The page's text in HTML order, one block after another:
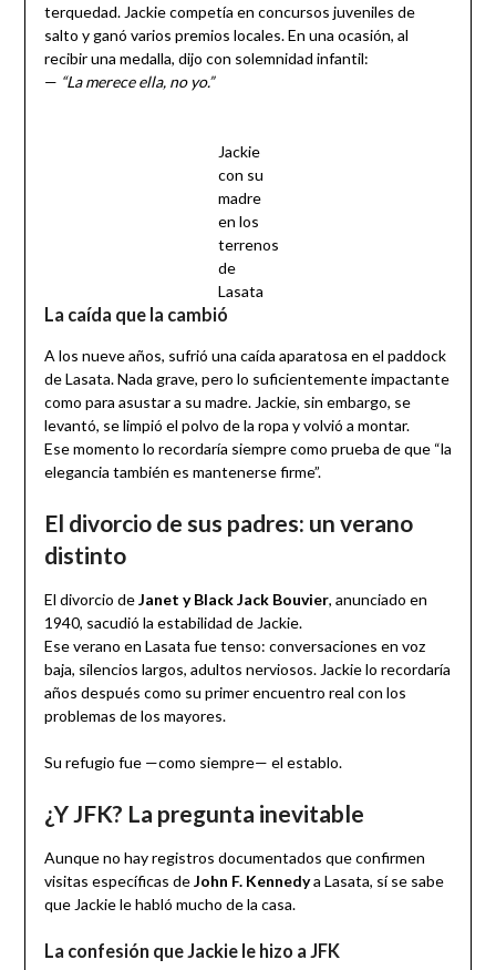
terquedad. Jackie competía en concursos juveniles de
salto y ganó varios premios locales. En una ocasión, al
recibir una medalla, dijo con solemnidad infantil:
— “La merece ella, no yo.”
Jackie
con su
madre
en los
terrenos
de
Lasata
La caída que la cambió
A los nueve años, sufrió una caída aparatosa en el paddock
de Lasata. Nada grave, pero lo suficientemente impactante
como para asustar a su madre. Jackie, sin embargo, se
levantó, se limpió el polvo de la ropa y volvió a montar.
Ese momento lo recordaría siempre como prueba de que “la
elegancia también es mantenerse firme”.
El divorcio de sus padres: un verano
distinto
El divorcio deJanet y Black Jack Bouvier, anunciado en
1940, sacudió la estabilidad de Jackie.
Ese verano en Lasata fue tenso: conversaciones en voz
baja, silencios largos, adultos nerviosos. Jackie lo recordaría
años después como su primer encuentro real con los
problemas de los mayores.
Su refugio fue —como siempre— el establo.
¿Y JFK? La pregunta inevitable
Aunque no hay registros documentados que confirmen
visitas específicas deJohn F. Kennedya Lasata, sí se sabe
que Jackie le habló mucho de la casa.
La confesión que Jackie le hizo a JFK